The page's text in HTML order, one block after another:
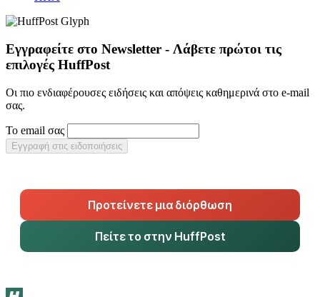
Εγγραφείτε στο Newsletter - Λάβετε πρώτοι τις
επιλογές HuffPost
Οι πιο ενδιαφέρουσες ειδήσεις και απόψεις καθημερινά στο e-mail
σας.
Το email σας
Εγγραφή στις ειδοποιήσεις
Προτείνετε μια διόρθωση
Πείτε το στην HuffPost